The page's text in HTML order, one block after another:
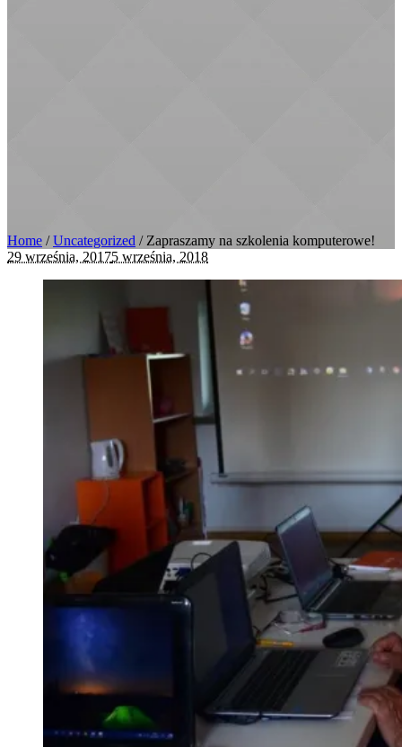
Home /Uncategorized / Zapraszamy na szkolenia komputerowe!
29 września, 20175 września, 2018